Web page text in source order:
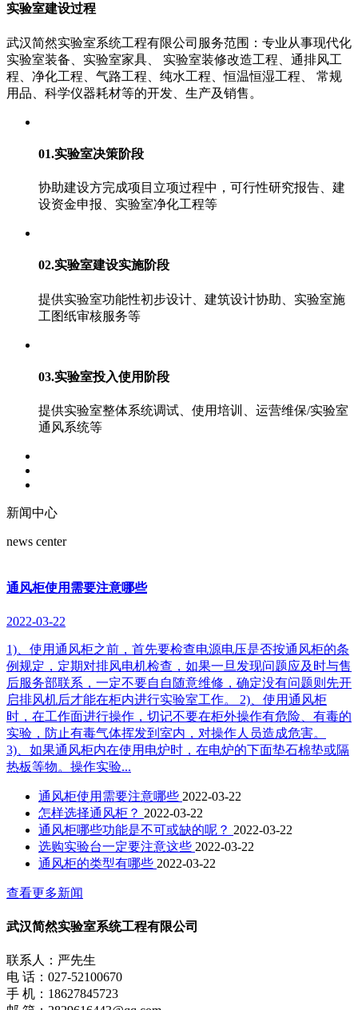
实验室建设过程
武汉简然实验室系统工程有限公司服务范围：专业从事现代化
实验室装备、实验室家具、 实验室装修改造工程、通排风工
程、净化工程、气路工程、纯水工程、恒温恒湿工程、 常规
用品、科学仪器耗材等的开发、生产及销售。
01.实验室决策阶段
协助建设方完成项目立项过程中，可行性研究报告、建
设资金申报、实验室净化工程等
02.实验室建设实施阶段
提供实验室功能性初步设计、建筑设计协助、实验室施
工图纸审核服务等
03.实验室投入使用阶段
提供实验室整体系统调试、使用培训、运营维保/实验室
通风系统等
新闻中心
news center
通风柜使用需要注意哪些
2022-03-22
1)、使用通风柜之前，首先要检查电源电压是否按通风柜的条
例规定，定期对排风电机检查，如果一旦发现问题应及时与售
后服务部联系，一定不要自自随意维修，确定没有问题则先开
启排风机后才能在柜内进行实验室工作。 2)、使用通风柜
时，在工作面进行操作，切记不要在柜外操作有危险、有毒的
实验，防止有毒气体挥发到室内，对操作人员造成危害。
3)、如果通风柜内在使用电炉时，在电炉的下面垫石棉垫或隔
热板等物。操作实验...
通风柜使用需要注意哪些 2022-03-22
怎样选择通风柜？ 2022-03-22
通风柜哪些功能是不可或缺的呢？ 2022-03-22
选购实验台一定要注意这些 2022-03-22
通风柜的类型有哪些 2022-03-22
查看更多新闻
武汉简然实验室系统工程有限公司
联系人：严先生
电 话：027-52100670
手 机：18627845723